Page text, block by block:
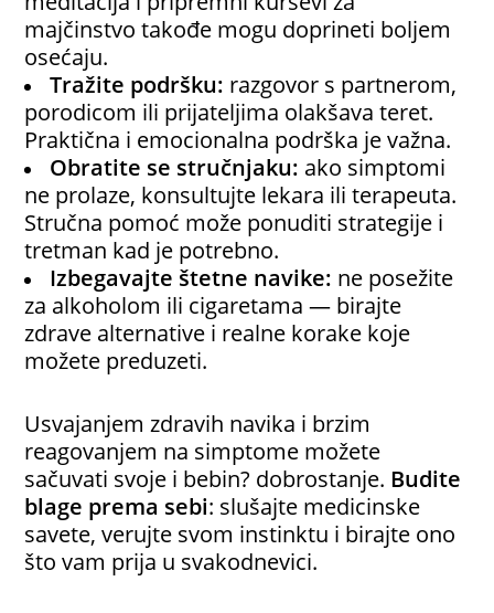
majčinstvo takođe mogu doprineti boljem
osećaju.
Tražite podršku: razgovor s partnerom,
porodicom ili prijateljima olakšava teret.
Praktična i emocionalna podrška je važna.
Obratite se stručnjaku: ako simptomi
ne prolaze, konsultujte lekara ili terapeuta.
Stručna pomoć može ponuditi strategije i
tretman kad je potrebno.
Izbegavajte štetne navike: ne posežite
za alkoholom ili cigaretama — birajte
zdrave alternative i realne korake koje
možete preduzeti.
Usvajanjem zdravih navika i brzim
reagovanjem na simptome možete
sačuvati svoje i bebin? dobrostanje. Budite
blage prema sebi: slušajte medicinske
savete, verujte svom instinktu i birajte ono
što vam prija u svakodnevici.